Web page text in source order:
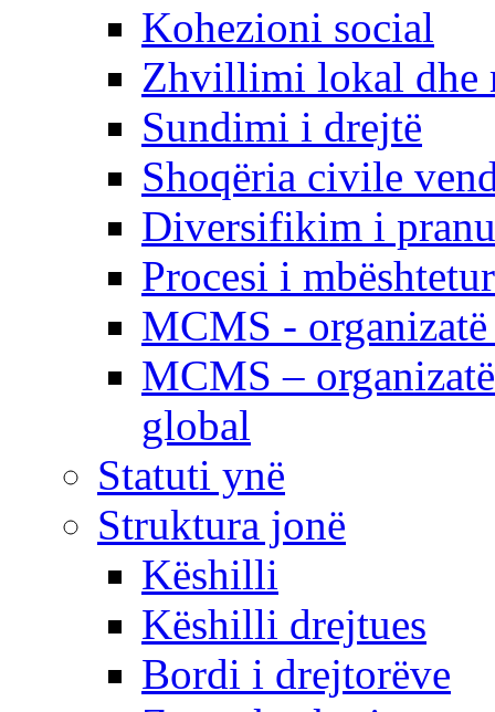
Kohezioni social
Zhvillimi lokal dhe
Sundimi i drejtë
Shoqëria civile
Diversifikim i
Procesi i
MCMS -
MCMS –
global
Statuti ynë
Struktura jonë
Këshilli
Këshilli drejtues
Bordi i drejtorëve